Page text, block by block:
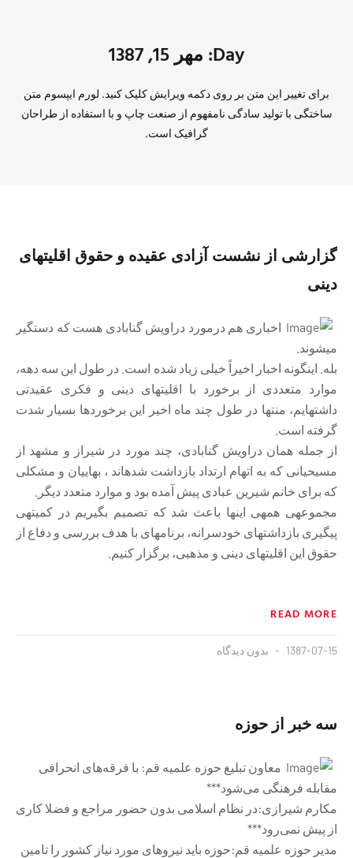
Day: مهر 15, 1387
برای تغییر این متن بر روی دکمه ویرایش کلیک کنید. لورم ایپسوم متن
ساختگی با تولید سادگی نامفهوم از صنعت چاپ و با استفاده از طراحان
گرافیک است.
گزارشی از نشست آزادی عقیده و حقوق اقلیت‏های
دینی
اخباری هم در‌مورد دراویش گنابادی هست که دستگیر
می‏شوند.
بله. این‏گونه اخبار اخیراً خیلی زیاد شده است. در طول این سه دهه،
موارد متعددی از برخورد با اقلیت‏های دینی و فکری عقیدتی
داشته‏ایم، منتها در طول چند ماه اخیر این برخوردها بسیار شدت
گرفته است.
از جمله همان دراویش گنابادی، چند مورد در شیراز و مشهد از
مسیحیانی که به اتهام ارتداد بازداشت شده‏اند ، بهاییان و مشکلی
که برای خانم شیرین عبادی پیش آمده بود و موارد متعدد دیگر.
مجموعه‏ی همه‏ی این‏ها باعث شد که تصمیم بگیریم در کمیته‏ی
پیگیری بازداشت‏های خودسرانه، برنامه‏ای با هدف بررسی و دفاع از
حقوق این اقلیت‏های دینی و مذهبی، برگزار کنیم.
READ MORE
1387-07-15 بدون دیدگاه
سه خبر از حوزه
معاون تبلیغ حوزه علمیه قم: با فرقه‌های انحرافی
مقابله فرهنگی می‌شود***
مکارم شیرازی:در نظام اسلامی بدون حضور مراجع و فضلا کاری
از پیش نمی‌رود***
مدیر حوزه علمیه قم:حوزه باید نیروهای مورد نیاز کشور را تامین